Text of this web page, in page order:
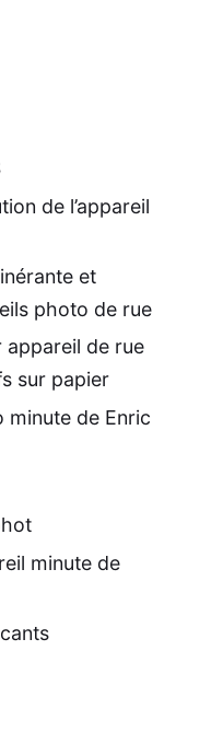
de l’appareil
et
photo de rue
appareil de rue
sur papier
minute de Enric
minute de